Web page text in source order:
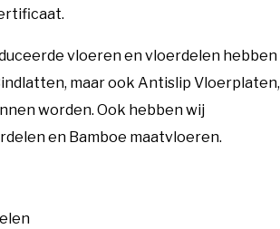
vloeren en vloerdelen hebben
maar ook Antislip Vloerplaten,
worden. Ook hebben wij
en Bamboe maatvloeren.